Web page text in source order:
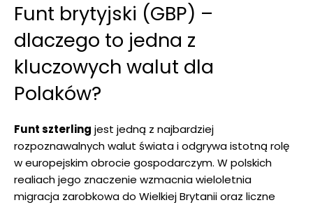
Funt brytyjski (GBP) –
dlaczego to jedna z
kluczowych walut dla
Polaków?
Funt szterling jest jedną z najbardziej
rozpoznawalnych walut świata i odgrywa istotną rolę
w europejskim obrocie gospodarczym. W polskich
realiach jego znaczenie wzmacnia wieloletnia
migracja zarobkowa do Wielkiej Brytanii oraz liczne